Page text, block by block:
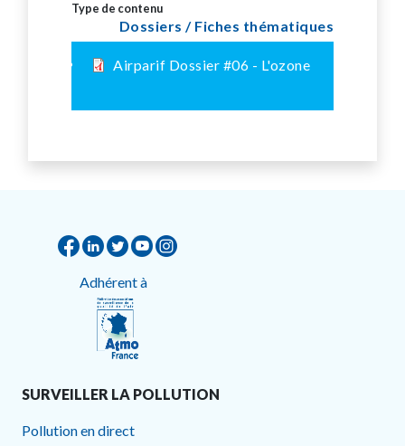
Type de contenu
Dossiers / Fiches thématiques
Airparif Dossier #06 - L'ozone
Adhérent à
SURVEILLER LA POLLUTION
Pollution en direct